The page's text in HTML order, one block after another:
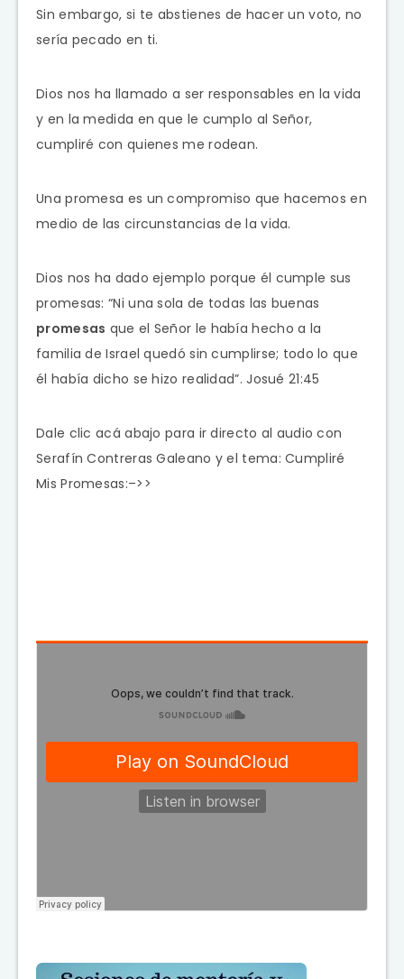
Sin embargo, si te abstienes de hacer un voto, no
sería pecado en ti.
Dios nos ha llamado a ser responsables en la vida
y en la medida en que le cumplo al Señor,
cumpliré con quienes me rodean.
Una promesa es un compromiso que hacemos en
medio de las circunstancias de la vida.
Dios nos ha dado ejemplo porque él cumple sus
promesas: “Ni una sola de todas las buenas
promesas que el Señor le había hecho a la
familia de Israel quedó sin cumplirse; todo lo que
él había dicho se hizo realidad”. Josué 21:45
Dale clic acá abajo para ir directo al audio con
Serafín Contreras Galeano y el tema: Cumpliré
Mis Promesas:–>>